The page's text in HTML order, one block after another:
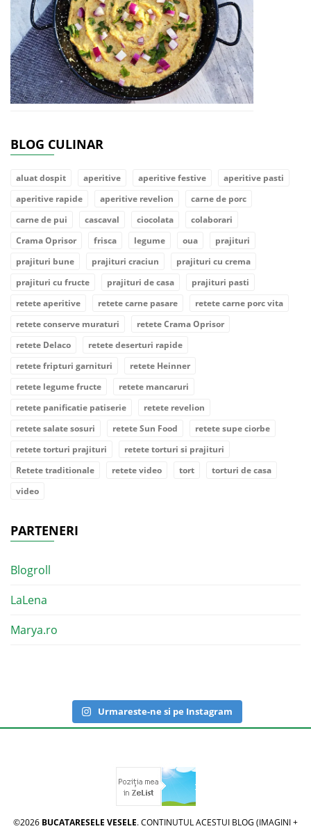
BLOG CULINAR
aluat dospit aperitive aperitive festive
aperitive pasti
aperitive rapide
aperitive revelion
carne de porc
carne de pui
cascaval ciocolata
colaborari
Crama Oprisor
frisca legume oua
prajituri
prajituri bune
prajituri craciun
prajituri cu crema
prajituri cu fructe
prajituri de casa
prajituri pasti
retete aperitive
retete carne pasare
retete carne porc vita
retete conserve muraturi
retete Crama Oprisor
retete Delaco
retete deserturi rapide
retete fripturi garnituri
retete Heinner
retete legume fructe
retete mancaruri
retete panificatie patiserie
retete revelion
retete salate sosuri
retete Sun Food
retete supe ciorbe
retete torturi prajituri
retete torturi si prajituri
Retete traditionale
retete video tort
torturi de casa
video
PARTENERI
Blogroll
LaLena
Marya.ro
Urmareste-ne si pe Instagram
©2026 BUCATARESELE VESELE. CONTINUTUL ACESTUI BLOG (IMAGINI +